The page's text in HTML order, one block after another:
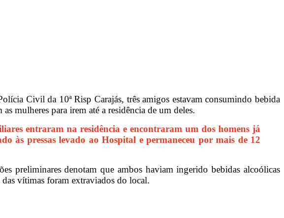
Civil da 10ª Risp Carajás, três amigos estavam consumindo bebida
mulheres para irem até a residência de um deles.
entraram na residência e encontraram um dos homens já
às pressas levado ao Hospital e permaneceu por mais de 12
preliminares denotam que ambos haviam ingerido bebidas alcoólicas
das vítimas foram extraviados do local.